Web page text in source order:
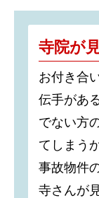
寺院が
お付き合
伝手があ
でない方
てしまう
事故物件
寺さんが